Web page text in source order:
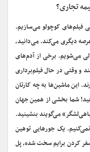
تجاری؟
فیلمهای کوچولو می‌سازیم.
دیگری می‌کند. می‌دانید،
می‌شویم. برخی از آدم‌های
و وقتی در حال فیلم‌برداری
این ماشین‌ها به چه کارتان
شما بخشی از همین جهان
می‌گویند بنشینید.
نمی‌کنیم. یک جورهایی توهین
کردن برایم سخت شده، پل